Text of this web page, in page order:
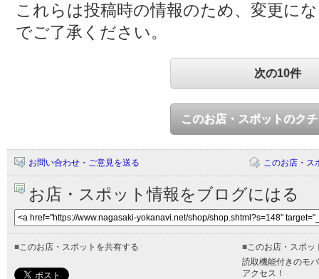
これらは投稿時の情報のため、変更に
でご了承ください。
次の10件
このお店・スポットのク
お問い合わせ・ご意見を送る このお店・ス
お店・スポット情報をブログにはる
■このお店・スポットを共有する ■このお店・スポッ
読取機能付きのモ
アクセス！